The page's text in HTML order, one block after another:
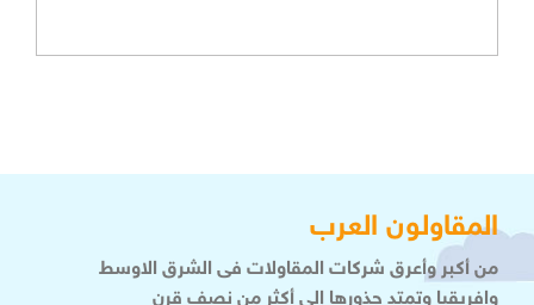
المقاولون العرب
من أكبر وأعرق شركات المقاولات فى الشرق الاوسط
وافريقيا وتمتد جذورها إلى أكثر من نصف قرن